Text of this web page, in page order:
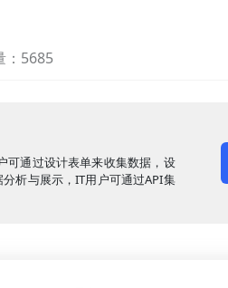
：5685
可通过设计表单来收集数据，设
析与展示，IT用户可通过API集